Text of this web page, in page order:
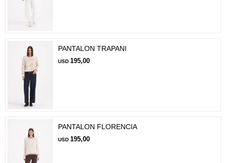
PANTALON TRAPANI
USD 195,00
PANTALON FLORENCIA
USD 195,00